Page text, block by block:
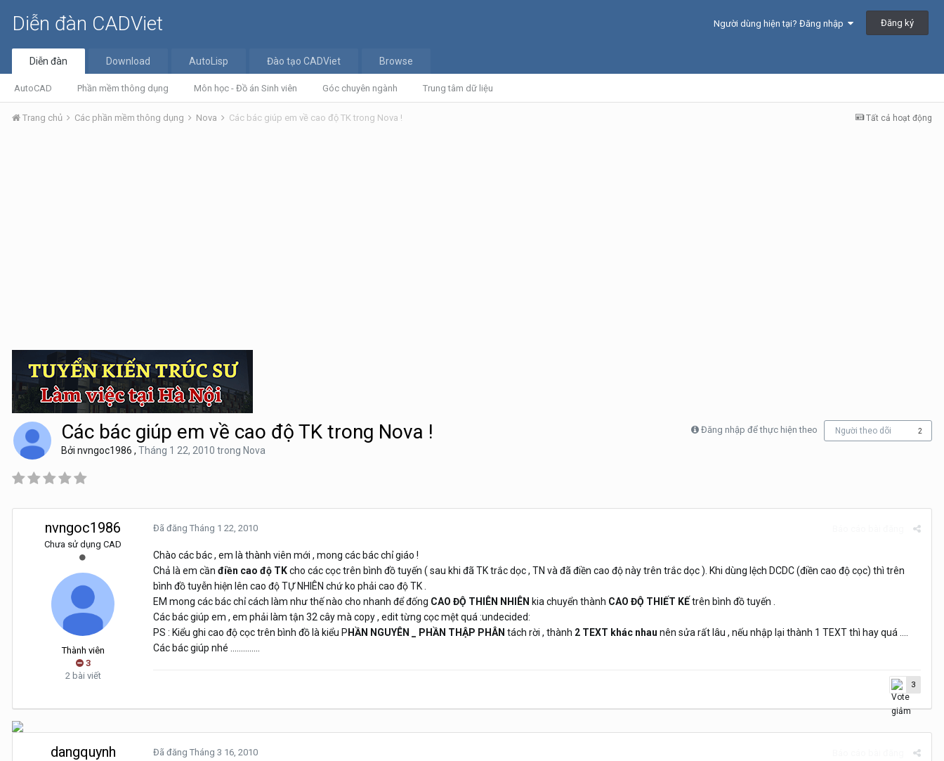
Diễn đàn CADViet Người dùng hiện tại? Đăng nhập Đăng ký
Diễn đàn
AutoCAD Phần mềm thông dụng Môn học - Đồ án Sinh viên Góc chuyên ngành Trung tâm dữ liệu
Download AutoLisp Đào tạo CADViet Browse
Tất cả hoạt động
Trang chủ Các phần mềm thông dụng Nova Các bác giúp em về cao độ TK trong Nova !
Đăng nhập để thực hiện theo Người theo dõi 2
Các bác giúp em về cao độ TK trong Nova !
Bởi nvngoc1986 , Tháng 1 22, 2010 trong Nova
nvngoc1986
Chưa sử dụng CAD
Thành viên
3
2 bài viết
Đã đăng Tháng 1 22, 2010
Chào các bác , em là thành viên mới , mong các bác chỉ giáo !
Chả là em cần điền cao độ TKcho các cọc trên bình đồ tuyến ( sau khi đã TK trắc dọc , TN và đã điền cao độ này trên trắc dọc ). Khi dùng lệch DCDC (điền cao độ cọc) thì trên
bình đồ tuyễn hiện lên cao độ TỰ NHIÊN chứ ko phải cao độ TK .
EM mong các bác chỉ cách làm như thế nào cho nhanh để đống CAO ĐỘ THIÊN NHIÊN kia chuyển thành CAO ĐỘ THIẾT KẾtrên bình đồ tuyến .
Các bác giúp em , em phải làm tận 32 cây mà copy , edit từng cọc mệt quá :undecided:
PS : Kiểu ghi cao độ cọc trên bình đồ là kiểu P HẦN NGUYÊN _ PHẦN THẬP PHÂN tách rời , thành 2 TEXT khác nhau nên sửa rất lâu , nếu nhập lại thành 1 TEXT thì hay quá ....
Các bác giúp nhé ..............
3
dangquynh Đã đăng Tháng 3 16, 2010